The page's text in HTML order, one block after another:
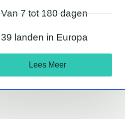
Van 7 tot 180 dagen
39 landen in Europa
Lees Meer